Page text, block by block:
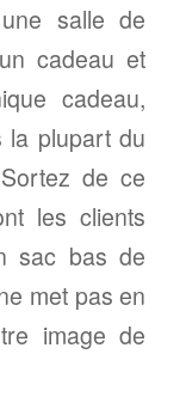
salle de
cadeau et
cadeau,
la plupart du
de ce
les clients
sac bas de
met pas en
image de